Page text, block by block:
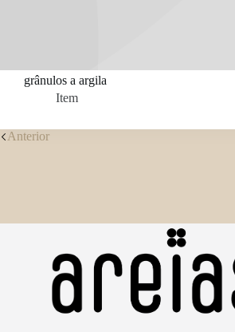
grânulos a argila
Item
Anterior